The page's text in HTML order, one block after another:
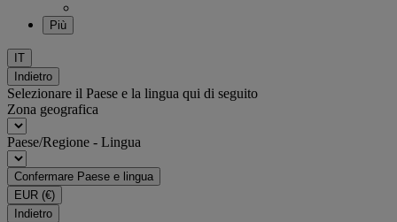
Più
IT
Indietro
Selezionare il Paese e la lingua qui di seguito
Zona geografica
Paese/Regione - Lingua
Confermare Paese e lingua
EUR (€)
Indietro